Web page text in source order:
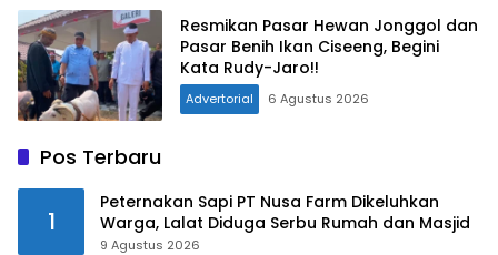
Resmikan Pasar Hewan Jonggol dan
Pasar Benih Ikan Ciseeng, Begini
Kata Rudy-Jaro!!
Advertorial 6 Agustus 2026
Pos Terbaru
1
Peternakan Sapi PT Nusa Farm Dikeluhkan
Warga, Lalat Diduga Serbu Rumah dan Masjid
9 Agustus 2026